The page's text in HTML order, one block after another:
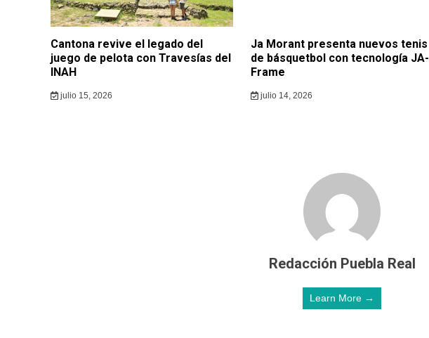
Cantona revive el legado del
juego de pelota con Travesías del
INAH
julio 15, 2026
Ja Morant presenta nuevos tenis
de básquetbol con tecnología JA-
Frame
julio 14, 2026
Redacción Puebla Real
Learn More →